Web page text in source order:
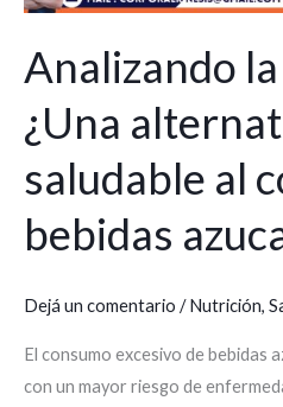
Analizando
¿Una
saludable al
bebidas
Dejá un comentario /Nutrición,
El consumo excesivo de bebidas
con un mayor riesgo de
consumo
bebidas
azucaradas?